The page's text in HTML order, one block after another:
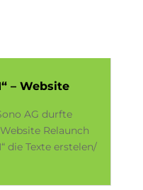
– Website
AG durfte
Relaunch
die Texte erstelen/